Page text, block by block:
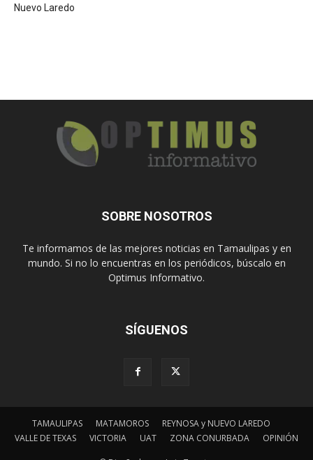
Nuevo Laredo
SOBRE NOSOTROS
Te informamos de las mejores noticias en Tamaulipas y en
mundo. Si no lo encuentras en los periódicos, búscalo en
Optimus Informativo.
SÍGUENOS
TAMAULIPAS MATAMOROS
REYNOSA y NUEVO LAREDO
VALLE DE TEXAS
VICTORIA UAT ZONA CONURBADA OPINIÓN